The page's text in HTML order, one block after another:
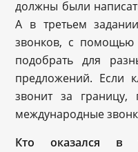
должны были
А в третьем
звонков, с
подобрать для
предложений. Если
звонит за границу,
международные
Кто оказался в